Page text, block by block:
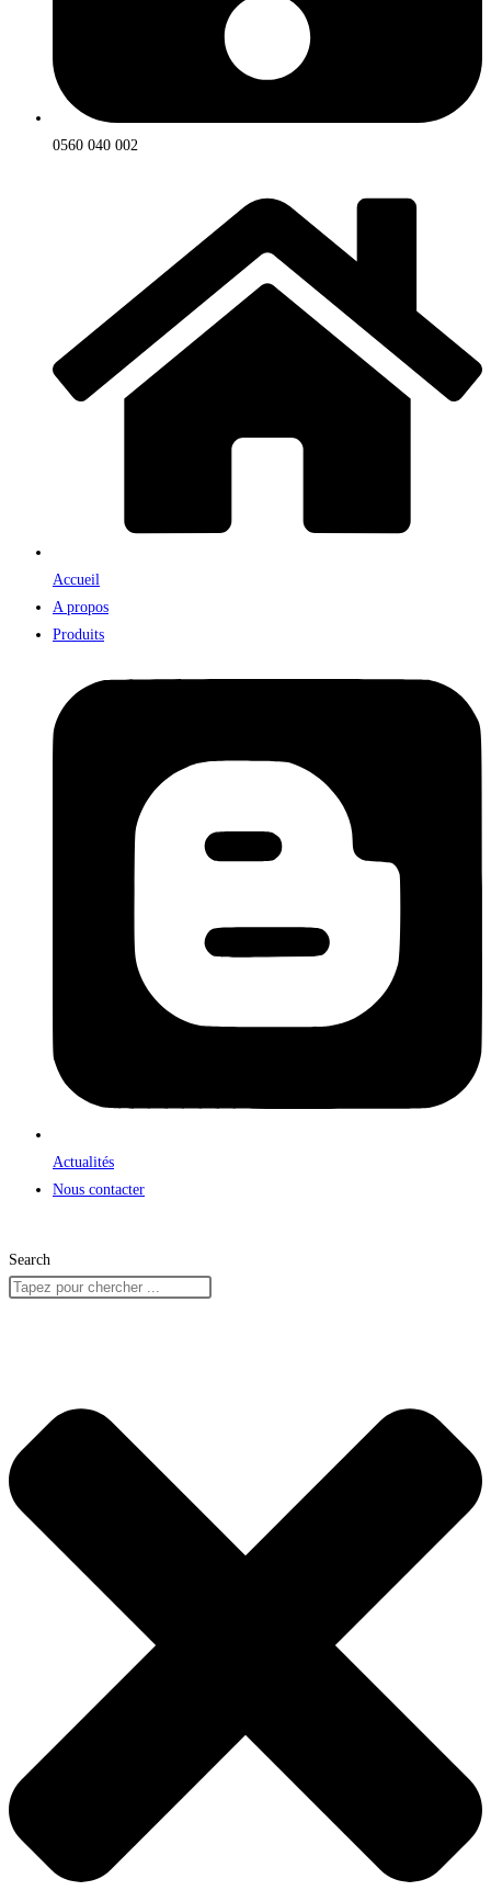
0560 040 002
Accueil
A propos
Produits
Actualités
Nous contacter
Search